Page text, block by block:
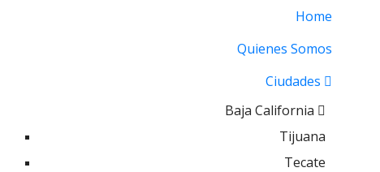
Home
Quienes Somos
Ciudades
Baja California
Tijuana
Tecate